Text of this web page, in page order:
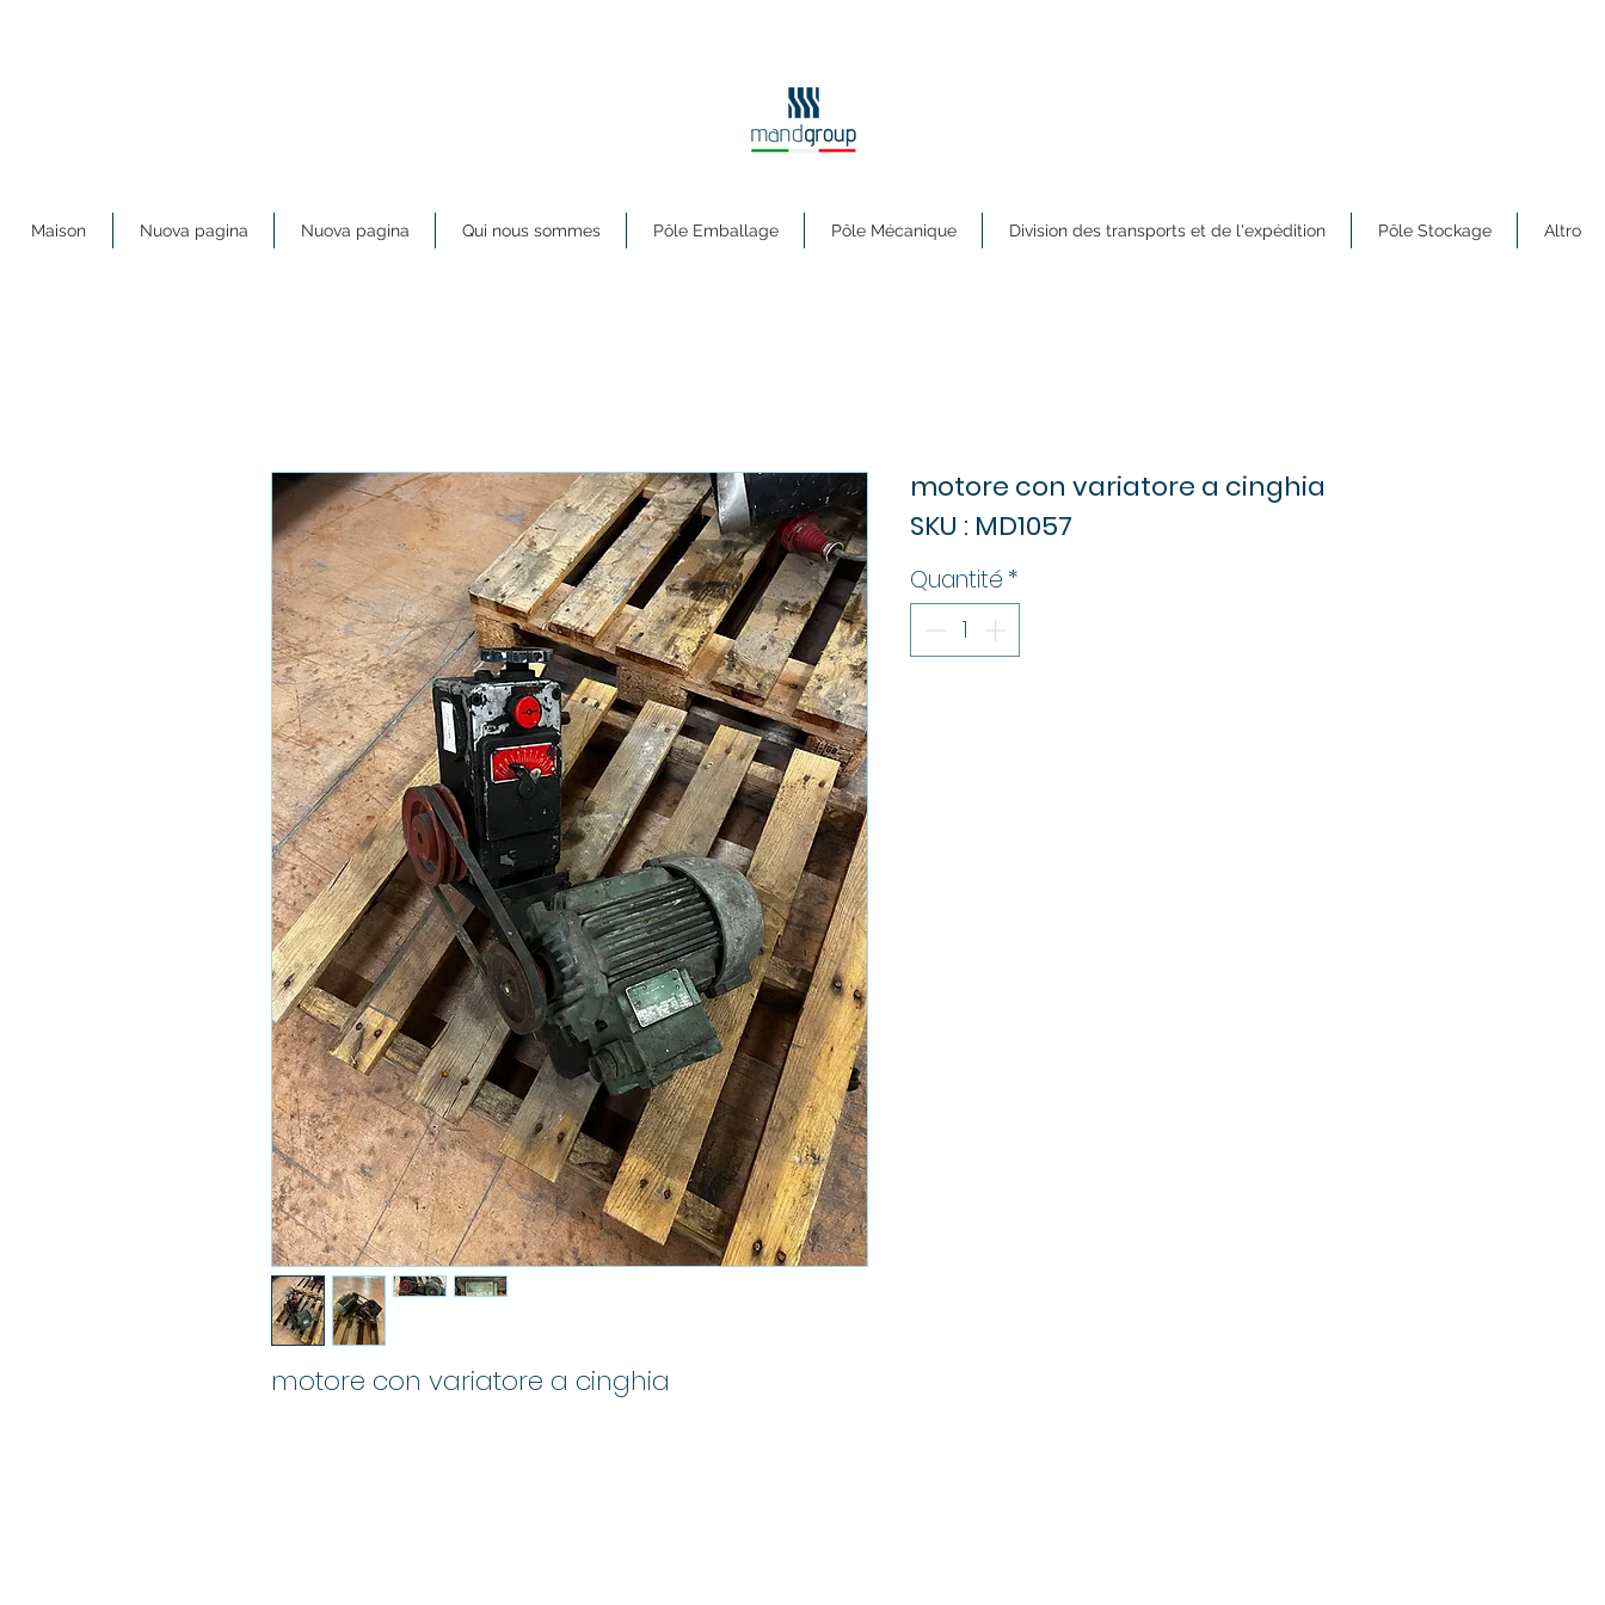
Maison Nuova pagina Nuova pagina Qui nous sommes Pôle Emballage Pôle Mécanique Division des transports et de l'expédition Pôle Stockage Altro
motore con variatore a cinghia
motore con variatore a cinghia
SKU : MD1057
Quantité *